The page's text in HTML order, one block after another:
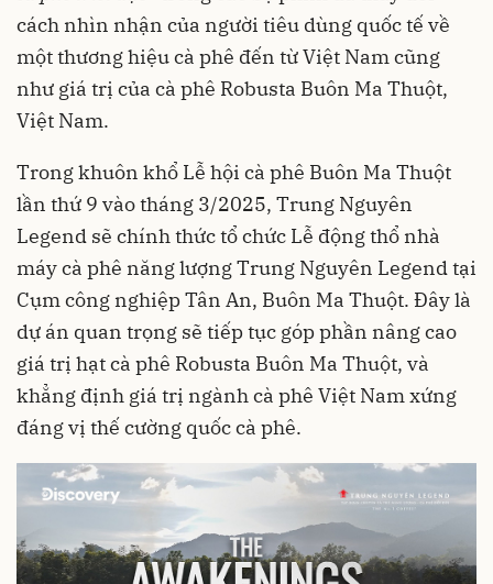
cách nhìn nhận của người tiêu dùng quốc tế về
một thương hiệu cà phê đến từ Việt Nam cũng
như giá trị của cà phê Robusta Buôn Ma Thuột,
Việt Nam.
Trong khuôn khổ Lễ hội cà phê Buôn Ma Thuột
lần thứ 9 vào tháng 3/2025, Trung Nguyên
Legend sẽ chính thức tổ chức Lễ động thổ nhà
máy cà phê năng lượng Trung Nguyên Legend tại
Cụm công nghiệp Tân An, Buôn Ma Thuột. Đây là
dự án quan trọng sẽ tiếp tục góp phần nâng cao
giá trị hạt cà phê Robusta Buôn Ma Thuột, và
khẳng định giá trị ngành cà phê Việt Nam xứng
đáng vị thế cường quốc cà phê.